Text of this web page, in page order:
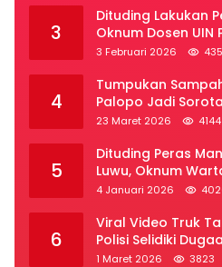
3
Dituding Lakukan
Oknum Dosen
Kronologi
3 Februari 2026
4
Tumpukan
Palopo Jadi
Segera Bertindak
23 Maret 2026 4144
5
Dituding Peras
Luwu, Oknum
4 Januari 2026
6
Viral Video Truk
Polisi Selidiki
Subsidi di Palopo
1 Maret 2026 3823